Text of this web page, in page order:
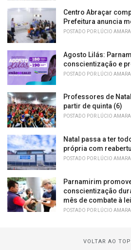
Centro Abraçar
Prefeitura anuncia
POSTADO POR LÚCIO AMARAL
Agosto Lilás:
conscientização e
POSTADO POR LÚCIO AMARAL
Professores de
partir de quinta (6)
POSTADO POR LÚCIO AMARAL
Natal passa a ter
própria com
POSTADO POR LÚCIO AMARAL
Parnamirim
conscientização
mês de combate à
POSTADO POR LÚCIO AMARAL
VOLTAR AO